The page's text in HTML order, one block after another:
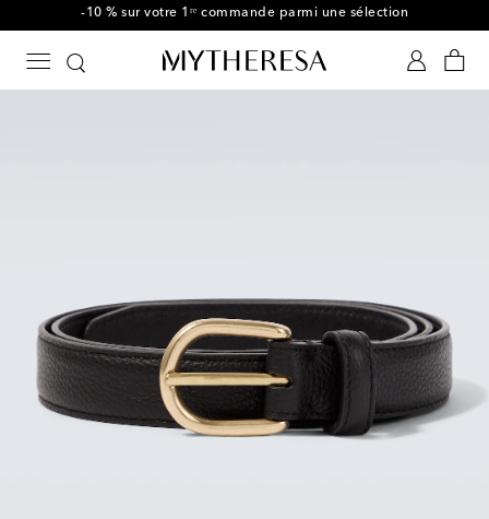
-10 % sur votre 1ʳᵉ commande parmi une sélection